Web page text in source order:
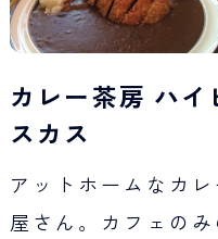
カレー茶房 ハイ
スカス
アットホームなカレ
屋さん。カフェのみ